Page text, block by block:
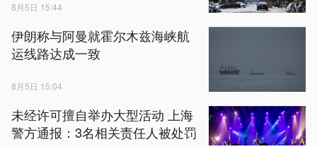
8月5日 15:44
伊朗称与阿曼就霍尔木兹海峡航
运线路达成一致
8月5日 15:04
未经许可擅自举办大型活动 上海
警方通报：3名相关责任人被处罚